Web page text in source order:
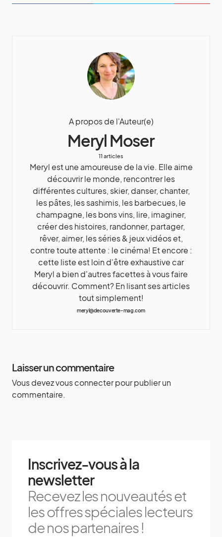
A propos de l'Auteur(e)
Meryl Moser
11 articles
Meryl est une amoureuse de la vie. Elle aime
découvrir le monde, rencontrer les
différentes cultures, skier, danser, chanter,
les pâtes, les sashimis, les barbecues, le
champagne, les bons vins, lire, imaginer,
créer des histoires, randonner, partager,
rêver, aimer, les séries & jeux vidéos et,
contre toute attente : le cinéma! Et encore :
cette liste est loin d'être exhaustive car
Meryl a bien d'autres facettes à vous faire
découvrir. Comment? En lisant ses articles
tout simplement!
meryl@decouverte-mag.com
Laisser un commentaire
Vous devezvous connecterpour publier un
commentaire.
Inscrivez-vous à la
newsletter
Recevez les nouveautés et
les offres spéciales lecteurs
de nos partenaires !